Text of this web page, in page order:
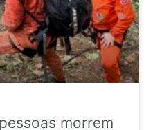
morrem